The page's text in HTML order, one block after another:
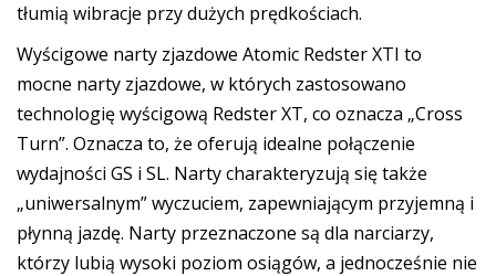
tłumią wibracje przy dużych prędkościach.
Wyścigowe narty zjazdowe Atomic Redster XTI to
mocne narty zjazdowe, w których zastosowano
technologię wyścigową Redster XT, co oznacza „Cross
Turn”. Oznacza to, że oferują idealne połączenie
wydajności GS i SL. Narty charakteryzują się także
„uniwersalnym” wyczuciem, zapewniającym przyjemną i
płynną jazdę. Narty przeznaczone są dla narciarzy,
którzy lubią wysoki poziom osiągów, a jednocześnie nie